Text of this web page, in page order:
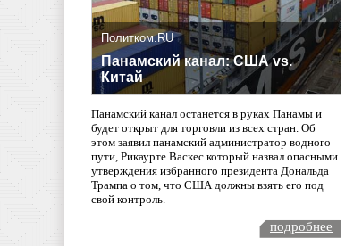
Политком.RU
Панамский канал: США vs.
Китай
Панамский канал останется в руках Панамы и
будет открыт для торговли из всех стран. Об
этом заявил панамский администратор водного
пути, Рикаурте Васкес который назвал опасными
утверждения избранного президента Дональда
Трампа о том, что США должны взять его под
свой контроль.
подробнее